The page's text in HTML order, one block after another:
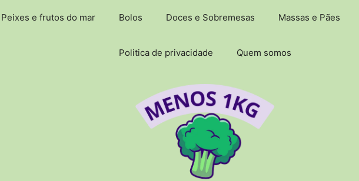
Peixes e frutos do mar Bolos Doces e Sobremesas Massas e Pães
Politica de privacidade Quem somos